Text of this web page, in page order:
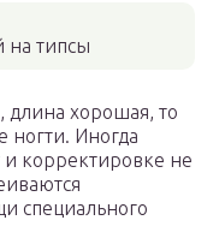
на типсы
длина хорошая, то
ногти. Иногда
корректировке не
специального